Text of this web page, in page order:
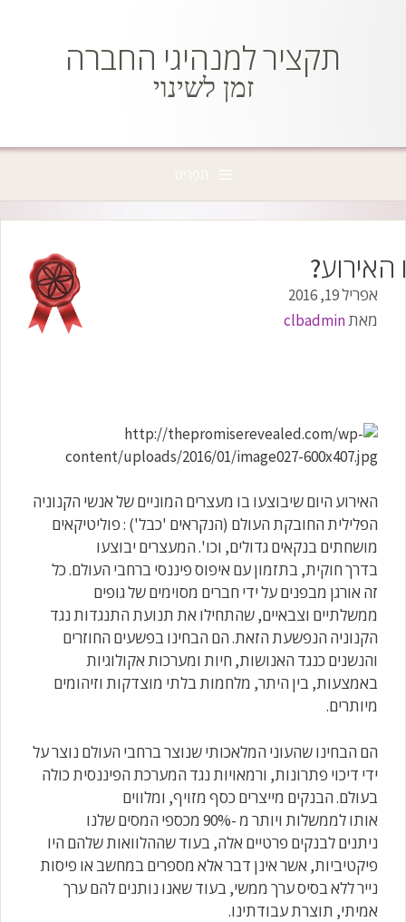
תקציר למנהיגי החברה
זמן לשינוי
תפריט
האירוע?
אפריל 19, 2016
מאתclbadmin
האירוע היום שיבוצעו בו מעצרים המוניים של אנשי הקנוניה
הפלילית החובקת העולם (הנקראים 'כבל') : פוליטיקאים
מושחתים בנקאים גדולים, וכו'. המעצרים יבוצעו
בדרך חוקית, בתזמון עם איפוס פיננסי ברחבי העולם. כל
זה אורגן מבפנים על ידי חברים מסוימים של גופים
ממשלתיים וצבאיים, שהתחילו את תנועת התנגדות נגד
הקנוניה הנפשעת הזאת. הם הבחינו בפשעים החוזרים
והנשנים כנגד האנושות, חיות ומערכות אקולוגיות
באמצעות, בין היתר, מלחמות בלתי מוצדקות וזיהומים
מיותרים.
הם הבחינו שהעוני המלאכותי שנוצר ברחבי העולם נוצר על
ידי דיכוי פתרונות, ורמאויות נגד המערכת הפיננסית כולה
בעולם. הבנקים מייצרים כסף מזויף, ומלווים
אותו לממשלות ויותר מ -90% מכספי המסים שלנו
ניתנים לבנקים פרטיים אלה, בעוד שההלוואות שלהם היו
פיקטיביות, אשר אינן דבר אלא מספרים במחשב או פיסות
נייר ללא בסיס ערך ממשי, בעוד שאנו נותנים להם ערך
אמיתי, תוצרת עבודתינו.